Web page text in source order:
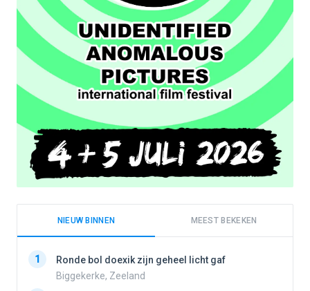
NIEUW BINNEN MEEST BEKEKEN
1
Ronde bol doexik zijn geheel licht gaf
Biggekerke, Zeeland